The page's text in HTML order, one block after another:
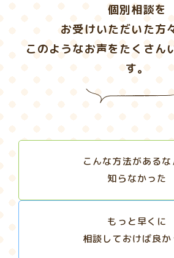
個別相談を
お受けいただいた方
このようなお声をたくさん
す。
こんな方法があるな
知らなかった
もっと早くに
相談しておけば良か